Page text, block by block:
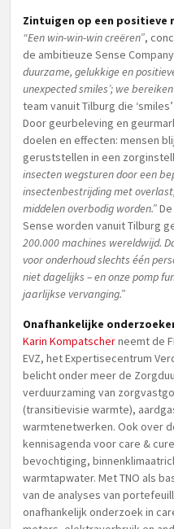
Zintuigen op een positieve
“Een win-win-win creëren”,
de ambitieuze Sense
duurzame, gelukkige en
unexpected smiles’; we
team vanuit Tilburg die
Door geurbeleving en
doelen en effecten: mensen
geruststellen in een
insecten wegsturen door een
insectenbestrijding met
middelen overbodig worden.”
Sense worden vanuit Tilburg
200.000 machines wereldwijd.
voor onderhoud slechts één
niet dagelijks – en onze pomp
jaarlijkse vervanging.”
Onafhankelijke
Karin Kompatscherneemt de
EVZ, het Expertisecentrum
belicht onder meer de
verduurzaming van
(transitievisie warmte),
warmtenetwerken. Ook over
kennisagenda voor care &
bevochtiging,
warmtapwater. Met TNO als
van de analyses van
onafhankelijk onderzoek in